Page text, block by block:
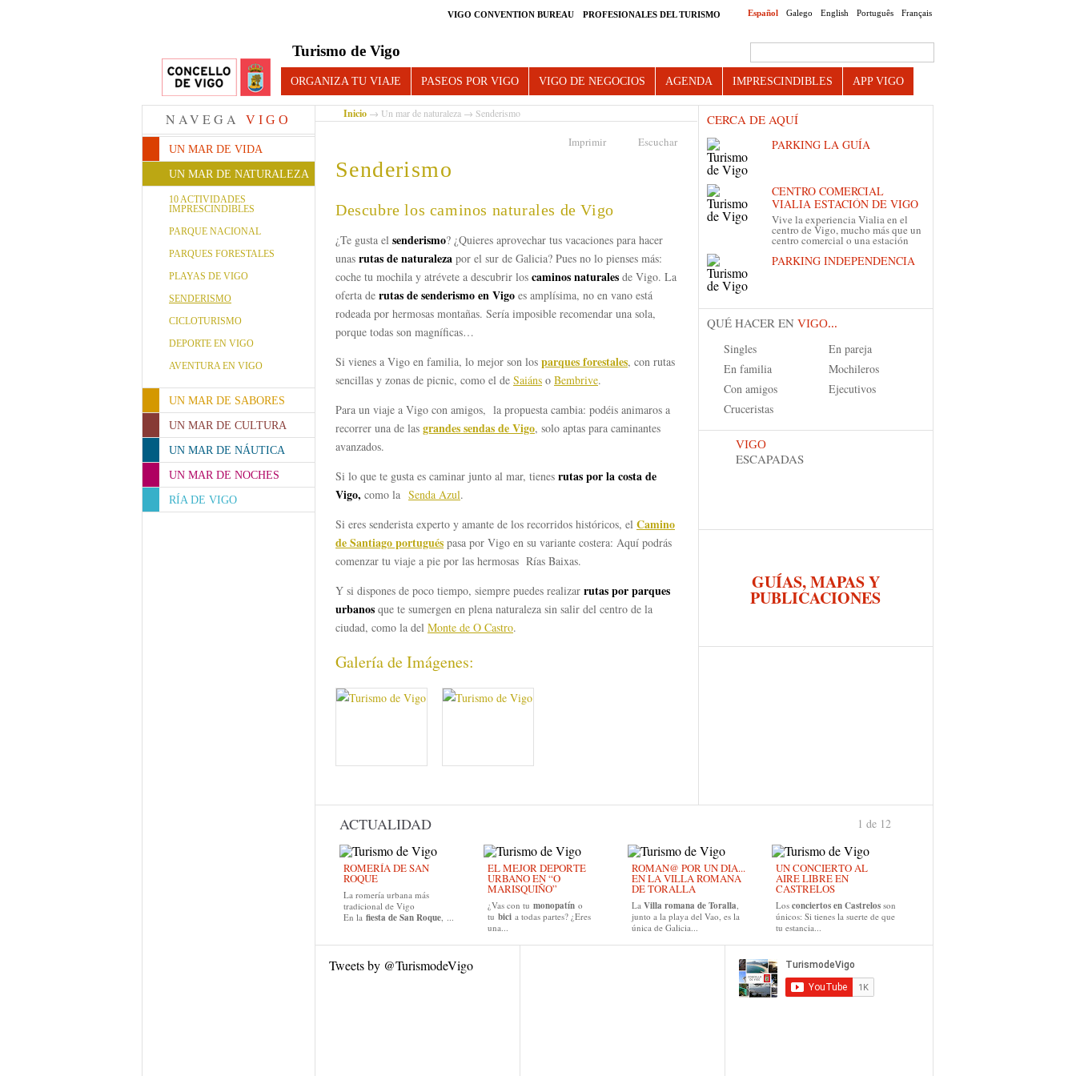
Español Galego English Português Français
VIGO CONVENTION BUREAU PROFESIONALES DEL TURISMO
Turismo de Vigo
ORGANIZA TU VIAJE PASEOS POR VIGO VIGO DE NEGOCIOS AGENDA IMPRESCINDIBLES APP VIGO
NAVEGA VIGO
UN MAR DE VIDA
UN MAR DE NATURALEZA
10 ACTIVIDADES
IMPRESCINDIBLES
PARQUE NACIONAL
PARQUES FORESTALES
PLAYAS DE VIGO
SENDERISMO
CICLOTURISMO
DEPORTE EN VIGO
AVENTURA EN VIGO
UN MAR DE SABORES
UN MAR DE CULTURA
UN MAR DE NÁUTICA
UN MAR DE NOCHES
RÍA DE VIGO
Inicio → Un mar de naturaleza → Senderismo
Imprimir Escuchar
Senderismo
Descubre los caminos naturales de Vigo
¿Te gusta el senderismo? ¿Quieres aprovechar tus vacaciones para hacer
unas rutas de naturaleza por el sur de Galicia? Pues no lo pienses más:
coche tu mochila y atrévete a descubrir los caminos naturales de Vigo. La
oferta de rutas de senderismoen Vigo es amplísima, no en vano está
rodeada por hermosas montañas. Sería imposible recomendar una sola,
porque todas son magníficas…
Si vienes a Vigo en familia, lo mejor son los parques forestales, con rutas
sencillas y zonas de picnic, como el de Saiáns o Bembrive.
Para un viaje a Vigo con amigos, la propuesta cambia: podéis animaros a
recorrer una de las grandes sendas de Vigo, solo aptas para caminantes
avanzados.
Si lo que te gusta es caminar junto al mar, tienes rutas por la costa de
Vigo, como la Senda Azul.
Si eres senderista experto y amante de los recorridos históricos, el Camino
de Santiago portugués pasa por Vigo en su variante costera: Aquí podrás
comenzar tu viaje a pie por las hermosas Rías Baixas.
Y si dispones de poco tiempo, siempre puedes realizar rutas por parques
urbanos que te sumergen en plena naturaleza sin salir del centro de la
ciudad, como la del Monte de O Castro.
Galería de Imágenes:
CERCA DE AQUÍ
PARKING LA GUÍA
CENTRO COMERCIAL
VIALIA ESTACIÓN DE VIGO
Vive la experiencia Vialia en el
centro de Vigo, mucho más que un
centro comercial o una estación
PARKING INDEPENDENCIA
QUÉ HACER EN VIGO...
Singles
En pareja
En familia
Mochileros
Con amigos
Ejecutivos
Cruceristas
VIGO
ESCAPADAS
GUÍAS, MAPAS Y
PUBLICACIONES
ACTUALIDAD
ROMERÍA DE SAN
ROQUE
La romería urbana más
tradicional de Vigo
En la fiesta de San Roque, ...
EL MEJOR DEPORTE
URBANO EN “O
MARISQUIÑO”
¿Vas con tu monopatín o
tu bici a todas partes? ¿Eres
una...
ROMAN@ POR UN DIA...
EN LA VILLA ROMANA
DE TORALLA
La Villa romana de Toralla,
junto a la playa del Vao, es la
única de Galicia...
UN CONCIERTO AL
AIRE LIBRE EN
CASTRELOS
Los conciertos en Castrelos son
únicos: Si tienes la suerte de que
tu estancia...
1 de 12
Tweets by @TurismodeVigo